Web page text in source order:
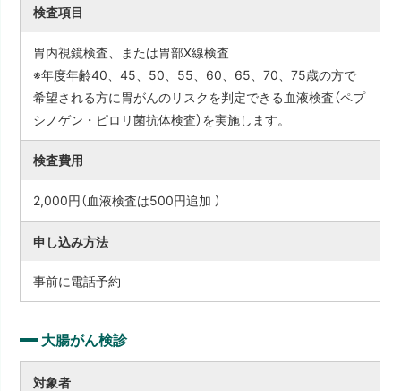
検査項目
胃内視鏡検査、または胃部X線検査
※年度年齢40、45、50、55、60、65、70、75歳の方で
希望される方に胃がんのリスクを判定できる血液検査（ペプ
シノゲン・ピロリ菌抗体検査）を実施します。
検査費用
2,000円（血液検査は500円追加 ）
申し込み方法
事前に電話予約
大腸がん検診
対象者